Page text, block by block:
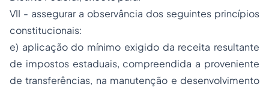
VII - assegurar a observância dos seguintes princípios
constitucionais:
e) aplicação do mínimo exigido da receita resultante
de impostos estaduais, compreendida a proveniente
de transferências, na manutenção e desenvolvimento